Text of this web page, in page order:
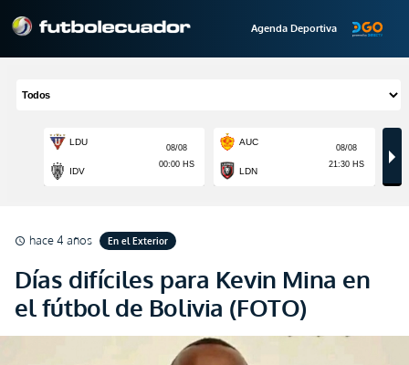
Agenda Deportiva
schedule hace 4 años En el Exterior
Días difíciles para Kevin Mina en
el fútbol de Bolivia (FOTO)